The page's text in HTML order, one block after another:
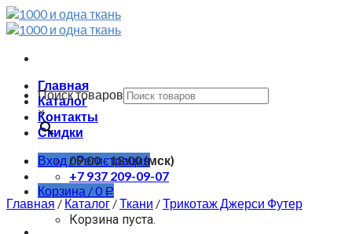
Skip
to
Главная
Каталог
Контакты
Скидки
Вход / Регистрация
Корзина /0 Р
Корзина пуста.
Поиск товаров
×
09:00 - 18:00 (мск)
+7 937 209-09-07
Главная/Каталог/Ткани /Трикотаж Джерси Футер